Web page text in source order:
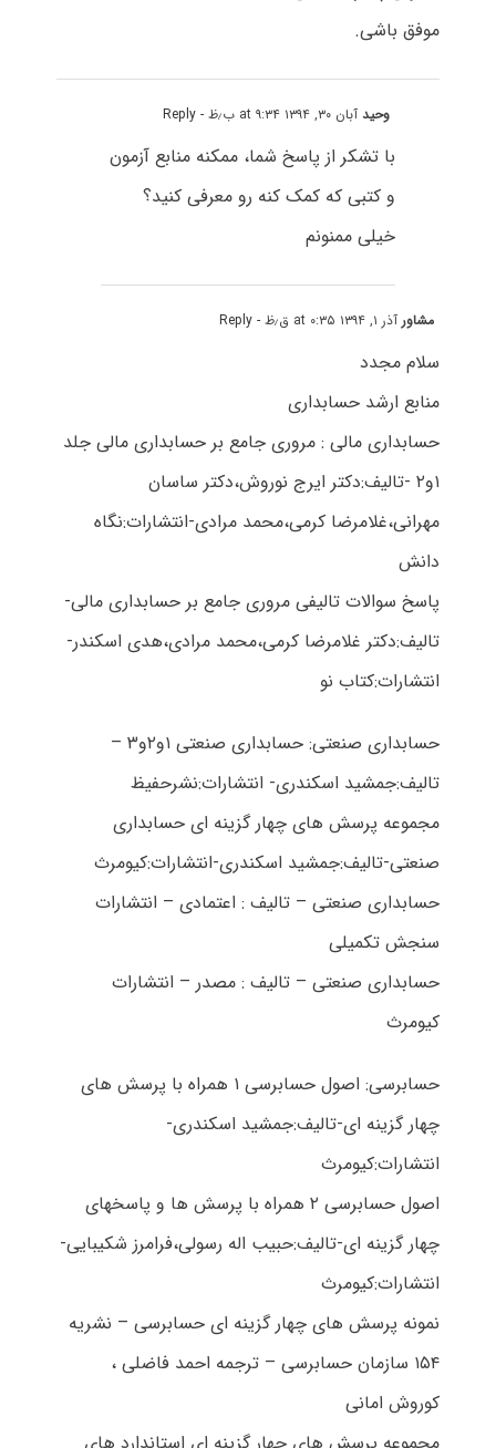
موفق باشی.
وحیدآبان ۳۰, ۱۳۹۴ at ۹:۳۴ ب٫ظ - Reply
با تشکر از پاسخ شما، ممکنه منابع آزمون
و کتبی که کمک کنه رو معرفی کنید؟
خیلی ممنونم
مشاورآذر ۱, ۱۳۹۴ at ۰:۳۵ ق٫ظ - Reply
سلام مجدد
منابع ارشد حسابداری
حسابداری مالی : مروری جامع بر حسابداری مالی جلد
۱و۲ -تالیف:دکتر ایرج نوروش،دکتر ساسان
مهرانی،غلامرضا کرمی،محمد مرادی-انتشارات:نگاه
دانش
پاسخ سوالات تالیفی مروری جامع بر حسابداری مالی-
تالیف:دکتر غلامرضا کرمی،محمد مرادی،هدی اسکندر-
انتشارات:کتاب نو
حسابداری صنعتی: حسابداری صنعتی ۱و۲و۳ –
تالیف:جمشید اسکندری- انتشارات:نشرحفیظ
مجموعه پرسش های چهار گزینه ای حسابداری
صنعتی-تالیف:جمشید اسکندری-انتشارات:کیومرث
حسابداری صنعتی – تالیف : اعتمادی – انتشارات
سنجش تکمیلی
حسابداری صنعتی – تالیف : مصدر – انتشارات
کیومرث
حسابرسی: اصول حسابرسی ۱ همراه با پرسش های
چهار گزینه ای-تالیف:جمشید اسکندری-
انتشارات:کیومرث
اصول حسابرسی ۲ همراه با پرسش ها و پاسخهای
چهار گزینه ای-تالیف:حبیب اله رسولی،فرامرز شکیبایی-
انتشارات:کیومرث
نمونه پرسش های چهار گزینه ای حسابرسی – نشریه
۱۵۴ سازمان حسابرسی – ترجمه احمد فاضلی ،
کوروش امانی